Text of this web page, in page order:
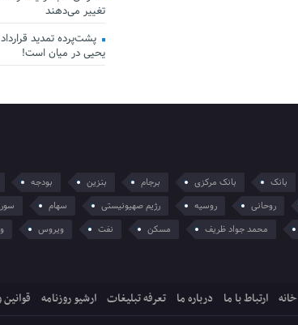
تغییر می‌دهند
پشت‌پرده تمدید
یحیی در میان است!
بانک بانک مرکزی برجام بنزین بودجه
روحانی روسیه رژیم صهیونیستی سهام
محمد جواد ظریف مسکن نفت ویروس
خانه ارتباط با ما درباره ما تعرفه تبلیغات ارشیو روزنامه